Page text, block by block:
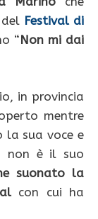
Festival di
“Non mi dai
in provincia
mentre
la sua voce e
non è il suo
suonato la
con cui ha